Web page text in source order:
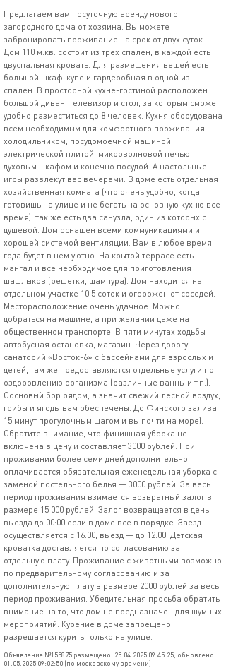
Предлагаем вам посуточную аренду нового
загородного дома от хозяина. Вы можете
забронировать проживание на срок от двух суток.
Дом 110 м.кв. состоит из трех спален, в каждой есть
двуспальная кровать. Для размещения вещей есть
большой шкаф-купе и гардеробная в одной из
спален. В просторной кухне-гостиной расположен
большой диван, телевизор и стол, за которым сможет
удобно разместиться до 8 человек. Кухня оборудована
всем необходимым для комфортного проживания:
холодильником, посудомоечной машиной,
электрической плитой, микроволновой печью,
духовым шкафом и конечно посудой. А настольные
игры развлекут вас вечерами. В доме есть отдельная
хозяйственная комната (что очень удобно, когда
готовишь на улице и не бегать на основную кухню все
время), так же есть два санузла, один из которых с
душевой. Дом оснащен всеми коммуникациями и
хорошей системой вентиляции. Вам в любое время
года будет в нем уютно. На крытой террасе есть
мангал и все необходимое для приготовления
шашлыков (решетки, шампура). Дом находится на
отдельном участке 10,5 соток и огорожен от соседей.
Месторасположение очень удачное. Можно
добраться на машине, а при желании даже на
общественном транспорте. В пяти минутах ходьбы
автобусная остановка, магазин. Через дорогу
санаторий «Восток-6» с бассейнами для взрослых и
детей, там же предоставляются отдельные услуги по
оздоровлению организма (различные ванны и т.п.).
Сосновый бор рядом, а значит свежий лесной воздух,
грибы и ягоды вам обеспечены. До Финского залива
15 минут прогулочным шагом и вы почти на море).
Обратите внимание, что финишная уборка не
включена в цену и составляет 3000 рублей. При
проживании более семи дней дополнительно
оплачивается обязательная еженедельная уборка с
заменой постельного белья — 3000 рублей. За весь
период проживания взимается возвратный залог в
размере 15 000 рублей. Залог возвращается в день
выезда до 00:00 если в доме все в порядке. Заезд
осуществляется с 16:00, выезд — до 12:00. Детская
кроватка доставляется по согласованию за
отдельную плату. Проживание с животными возможно
по предварительному согласованию и за
дополнительную плату в размере 2000 рублей за весь
период проживания. Убедительная просьба обратить
внимание на то, что дом не предназначен для шумных
мероприятий. Курение в доме запрещено,
разрешается курить только на улице.
Объявление №155875 размещено: 25.04.2025 09:45:25, обновлено:
01.05.2025 09:02:50 (по московскому времени)